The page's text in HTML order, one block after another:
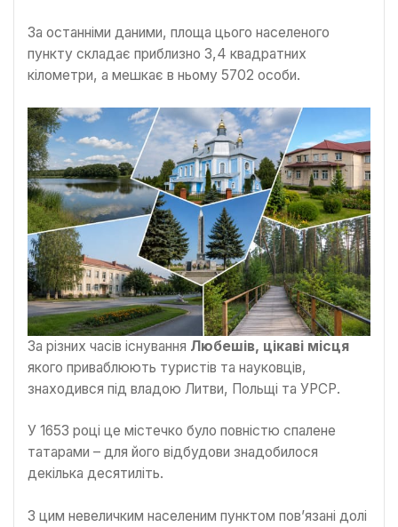
За останніми даними, площа цього населеного
пункту складає приблизно 3,4 квадратних
кілометри, а мешкає в ньому 5702 особи.
За різних часів існування Любешів, цікаві місця
якого приваблюють туристів та науковців,
знаходився під владою Литви, Польщі та УРСР.
У 1653 році це містечко було повністю спалене
татарами – для його відбудови знадобилося
декілька десятиліть.
З цим невеличким населеним пунктом пов’язані долі